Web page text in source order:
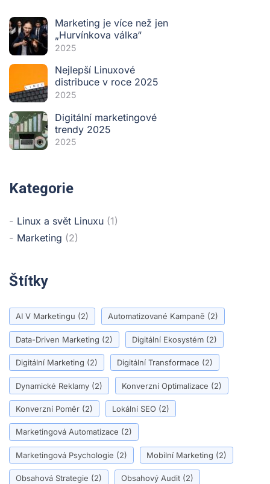
Marketing je více než jen
„Hurvínkova válka“
2025
Nejlepší Linuxové
distribuce v roce 2025
2025
Digitální marketingové
trendy 2025
2025
Kategorie
Linux a svět Linuxu (1)
Marketing (2)
Štítky
AI V Marketingu (2) Automatizované Kampaně (2)
Data-Driven Marketing (2) Digitální Ekosystém (2)
Digitální Marketing (2) Digitální Transformace (2)
Dynamické Reklamy (2) Konverzní Optimalizace (2)
Konverzní Poměr (2) Lokální SEO (2)
Marketingová Automatizace (2)
Marketingová Psychologie (2) Mobilní Marketing (2)
Obsahová Strategie (2) Obsahový Audit (2)